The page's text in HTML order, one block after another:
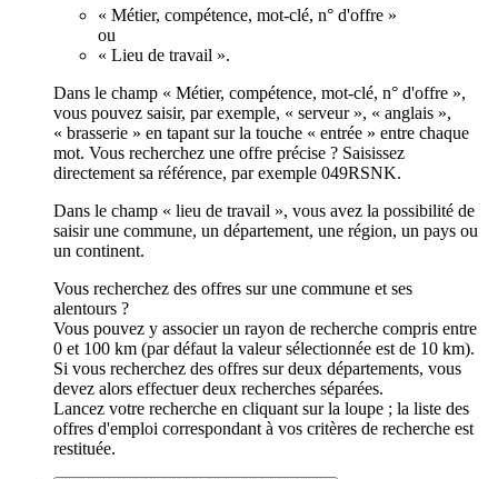
« Métier, compétence, mot-clé, n° d'offre »
ou
« Lieu de travail ».
Dans le champ « Métier, compétence, mot-clé, n° d'offre »,
vous pouvez saisir, par exemple, « serveur », « anglais »,
« brasserie » en tapant sur la touche « entrée » entre chaque
mot. Vous recherchez une offre précise ? Saisissez
directement sa référence, par exemple 049RSNK.
Dans le champ « lieu de travail », vous avez la possibilité de
saisir une commune, un département, une région, un pays ou
un continent.
Vous recherchez des offres sur une commune et ses
alentours ?
Vous pouvez y associer un rayon de recherche compris entre
0 et 100 km (par défaut la valeur sélectionnée est de 10 km).
Si vous recherchez des offres sur deux départements, vous
devez alors effectuer deux recherches séparées.
Lancez votre recherche en cliquant sur la loupe ; la liste des
offres d'emploi correspondant à vos critères de recherche est
restituée.